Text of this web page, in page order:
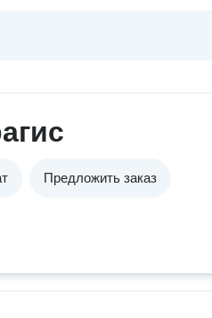
Предложить заказ